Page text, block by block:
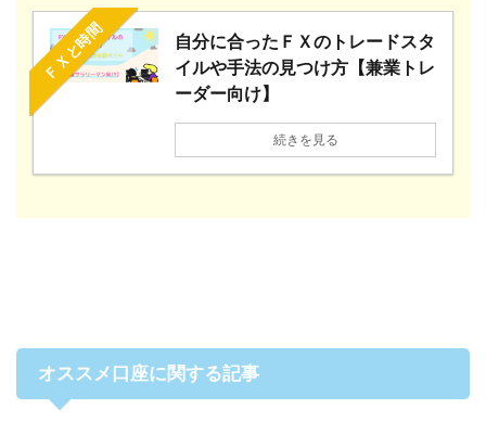
ＦＸと時間
自分に合ったＦＸのトレードスタ
イルや手法の見つけ方【兼業トレ
ーダー向け】
続きを見る
オススメ口座に関する記事